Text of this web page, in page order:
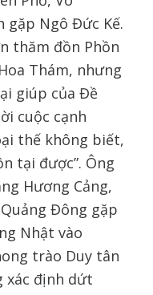
gặp Ngô Đức Kế.
thăm đồn Phồn
Thám, nhưng
giúp của Đề
cuộc cạnh
thế không biết,
tại được”. Ông
Hương Cảng,
Đông gặp
Nhật vào
trào Duy tân
xác định dứt